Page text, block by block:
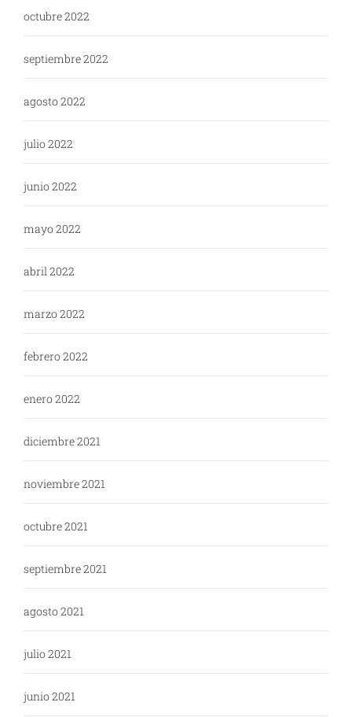
octubre 2022
septiembre 2022
agosto 2022
julio 2022
junio 2022
mayo 2022
abril 2022
marzo 2022
febrero 2022
enero 2022
diciembre 2021
noviembre 2021
octubre 2021
septiembre 2021
agosto 2021
julio 2021
junio 2021